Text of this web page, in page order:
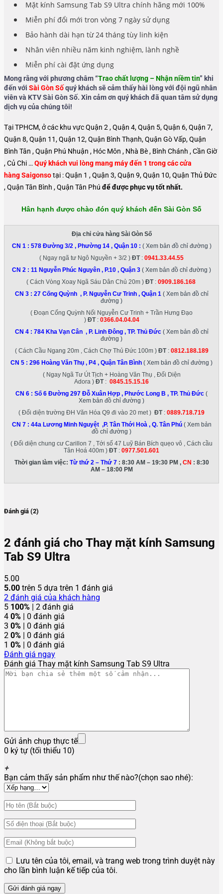
Mặt kính Samsung Tab S9 Ultra chính hãng mới 100%
Miễn phí đổi mới tron vòng 7 ngày sử dụng
Bảo hành dài hạn từ 24 tháng tùy linh kiện
Nhân viên nhiều năm kinh nghiệm, lành nghề
Miễn phí cài đặt ứng dụng
Mong rằng với phương châm “Trao chất lượng – Nhận niềm tin” khi
đến với Sài Gòn Sốquý khách sẽ cảm thấy hài lòng với đội ngũ nhân
viên và KTV Sài Gòn Số. Xin cảm ơn quý khách đã quan tâm sử dụng
dịch vụ của chúng tôi!
Tại TPHCM, ở các khu vực Quận 2 , Quận 4, Quận 5, Quận 6, Quận 7,
Quận 8, Quận 11, Quận 12, Quận Bình Thạnh, Quận Gò Vấp, Quận
Bình Tân , Quận Phú Nhuận , Hóc Môn , Nhà Bè , Bình Chánh , Cần Giờ
, Củ Chi …Quý khách vui lòng mang máy đến 1 trong các cửa
hàng Saigonsotại : Quận 1 , Quận 3, Quận 9, Quận 10, Quận Thủ Đức
, Quận Tân Bình , Quận Tân Phú để được phục vụ tốt nhất.
Hân hạnh được chào đón quý khách đến Sài Gòn Số
Địa chỉ cửa hàng Sài Gòn Số
CN 1 : 578 Đường 3/2 , Phường 14 , Quận 10: ( Xem bản đồ chỉ đường )
( Ngay ngã tư Ngô Nguyền + 3/2 ) ĐT: 0941.33.44.55
CN 2 : 11 Nguyễn Phúc Nguyên , P.10 , Quận 3 ( Xem bản đồ chỉ đường )
( Cách Vòng Xoay Ngã Sáu Dân Chủ 20m ) ĐT: 0909.186.168
CN 3 : 27 Cống Quỳnh , P. Nguyễn Cư Trinh , Quận 1 ( Xem bản đồ chỉ
đường )
( Đoạn Cống Quỳnh Nối Nguyễn Cư Trinh + Trần Hưng Đạo
) ĐT: 0366.04.04.04
CN 4 : 784 Kha Vạn Cân , P. Linh Đông , TP. Thủ Đức( Xem bản đồ chỉ
đường )
( Cách Cầu Ngang 20m , Cách Chợ Thủ Đức 100m ) ĐT: 0812.188.189
CN 5 : 296 Hoàng Văn Thụ , P4 , Quận Tân Bình ( Xem bản đồ chỉ đường )
( Ngay Ngã Tư Út Tịch + Hoàng Văn Thụ , Đối Diện
Adora ) ĐT: 0845.15.15.16
CN 6 : Số 6 Đường 297 Đỗ Xuân Hợp , Phước Long B , TP. Thủ Đức (
Xem bản đồ chỉ đường )
( Đối diện trường ĐH Văn Hóa Q9 đi vào 20 met ) ĐT: 0889.718.719
CN 7 : 44a Lương Minh Nguyệt ,P. Tân Thới Hoà , Q. Tân Phú ( Xem bản
đồ chỉ đường )
( Đối diện chung cư Carillon 7 , Tới số 47 Luỹ Bán Bích quẹo vô , Cách cầu
Tân Hoá 400m ) ĐT: 0977.501.601
Thời gian làm việc: Từ thứ 2 – Thứ 7: 8:30 AM – 19:30 PM , CN : 8:30
AM – 18:00 PM
Đánh giá (2)
2 đánh giá cho Thay mặt kính Samsung
Tab S9 Ultra
5.00
5.00 trên 5 dựa trên 1 đánh giá
2 đánh giá của khách hàng
5 100% | 2 đánh giá
4 0% | 0 đánh giá
3 0% | 0 đánh giá
2 0% | 0 đánh giá
1 0% | 0 đánh giá
Đánh giá ngay
Đánh giá Thay mặt kính Samsung Tab S9 Ultra
Gửi ảnh chụp thực tế
0 ký tự (tối thiểu 10)
+
Bạn cảm thấy sản phẩm như thế nào?(chọn sao nhé):
Lưu tên của tôi, email, và trang web trong trình duyệt này
cho lần bình luận kế tiếp của tôi.